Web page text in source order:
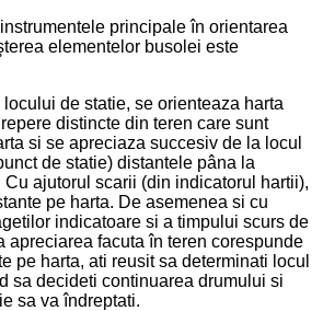
principale în orientarea
elementelor busolei este
de statie, se orienteaza harta
distincte din teren care sunt
si se apreciaza succesiv de la locul
de statie) distantele pâna la
Cu ajutorul scarii (din indicatorul hartii),
pe harta. De asemenea si cu
indicatoare si a timpului scurs de
apreciarea facuta în teren corespunde
pe harta, ati reusit sa determinati locul
sa decideti continuarea drumului si
sa va îndreptati.